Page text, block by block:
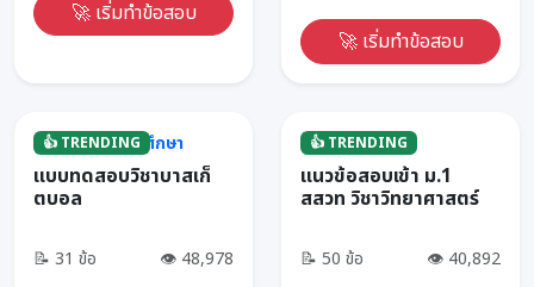
🚀 เริ่มทำข้อสอบ
🚀 เริ่มทำข้อสอบ
👍 TRENDING
สุขศึกษาและพลศึกษา
แบบทดสอบวิชาบาสเก็
ตบอล
📝 31 ข้อ 👁 48,978
👍 TRENDING
สอบเข้า ม.1
แนวข้อสอบเข้า ม.1
สสวท วิชาวิทยาศาสตร์
📝 50 ข้อ 👁 40,892